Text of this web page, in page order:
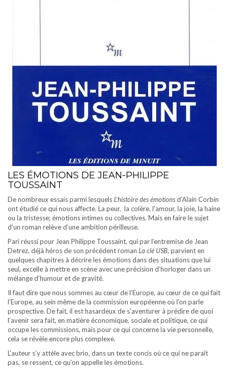
LES ÉMOTIONS DE JEAN-PHILIPPE
TOUSSAINT
De nombreux essais parmi lesquelsL’histoire des émotionsd’Alain Corbin
ont étudié ce qui nous affecte. La peur, la colère, l’amour, la joie, la haine
ou la tristesse; émotions intimes ou collectives. Mais en faire le sujet
d’un roman relève d’une ambition périlleuse.
Pari réussi pour Jean Philippe Toussaint, qui par l’entremise de Jean
Detrez, déjà héros de son précédent roman La clé USB, parvient en
quelques chapitres à décrire les émotions dans des situations que lui
seul, excelle à mettre en scène avec une précision d’horloger dans un
mélange d’humour et de gravité.
Il faut dire que nous sommes au cœur de l’Europe, au cœur de ce qui fait
l’Europe, au sein même de la commission européenne où l’on parle
prospective. De fait, il est hasardeux de s’aventurer à prédire de quoi
l’avenir sera fait, en matière économique, sociale et politique, ce qui
occupe les commissions, mais pour ce qui concerne la vie personnelle,
cela se révèle encore plus complexe.
L’auteur s’y attèle avec brio, dans un texte concis où ce qui ne paraît
pas, se ressent, ce qu’on appelle les émotions.